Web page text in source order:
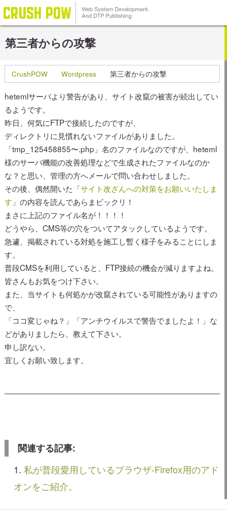
第三者からの攻撃
CrushPOW Wordpress 第三者からの攻撃
hetemlサーバより警告があり、サイト改竄の被害が続出してい
るようです。
昨日、何気にFTPで接続したのですが、
ディレクトリに見慣れないファイルがありました。
「tmp_125458855〜.php」名のファイルなのですが、heteml
様のサーバ機能の改善処理などで生成されたファイルなのか
な？と思い、管理の方へメールで問い合わせしました。
その後、偶然開いた「サイト改ざんへの対策をお願いいたしま
す 」の内容を読んであらまビックリ！
まさに上記のファイル名が！！！！
どうやら、CMS等の穴をついてアタックしているようです。
急遽、掲載されている対処を施工し暫く様子をみることにしま
す。
普段CMSを利用していると、FTP接続の機会が減りますよね。
皆さんもお気をつけ下さい。
また、当サイトも何処かが改竄されている可能性がありますの
で、
「ココ変じゃね？」「アンチウイルスで警告でましたよ！」な
どがありましたら、教えて下さい。
申し訳ない。
宜しくお願い致します。
関連する記事:
私が普段愛用しているブラウザ-Firefox用のアド
オンをご紹介。